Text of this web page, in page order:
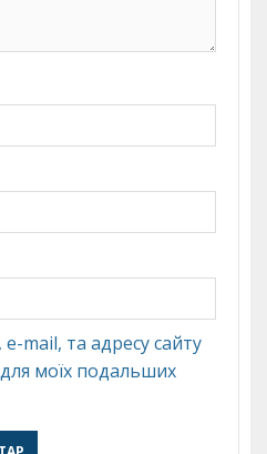
mail, та адресу сайту
моїх подальших